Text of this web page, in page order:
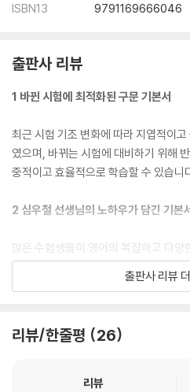
ISBN13
9791169666046
출판사 리뷰
1 바뀐 시험에 최적화된 구문 기본서
최근 시험 기조 변화에 따라 지엽적이
였으며, 바뀌는 시험에 대비하기 위해
중적이고 효율적으로 학습할 수 있습니
2 심우철 선생님의 노하우가 담긴 기본
많은 수험생들이 영어의 복잡하고 다
을 자주 토로합니다. 그런데도 공무원
보다는 문법 수업에 치중되어 있습니다.
출판사 리뷰
리뷰/한줄평 26
리뷰